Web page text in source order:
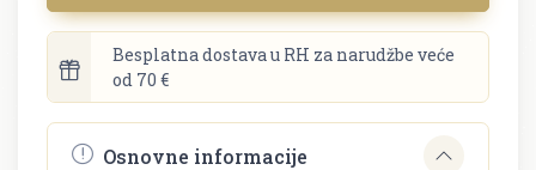
Besplatna dostava u RH za narudžbe veće
od 70 €
Osnovne informacije